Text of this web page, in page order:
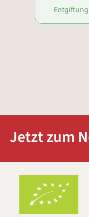
Entgiftung
Jetzt zum